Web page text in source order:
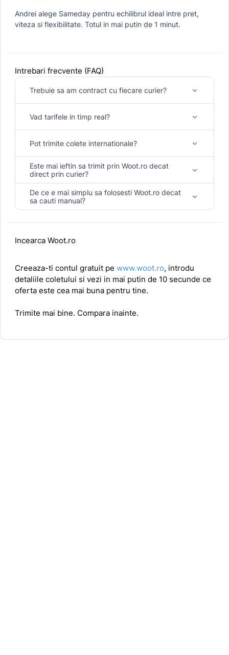
Andrei alege Sameday pentru echilibrul ideal intre pret,
viteza si flexibilitate. Totul in mai putin de 1 minut.
Intrebari frecvente (FAQ)
Trebuie sa am contract cu fiecare curier? keyboard_arrow_down
Vad tarifele in timp real? keyboard_arrow_down
Pot trimite colete internationale? keyboard_arrow_down
Este mai ieftin sa trimit prin Woot.ro decat
direct prin curier?
keyboard_arrow_down
De ce e mai simplu sa folosesti Woot.ro decat
sa cauti manual?
keyboard_arrow_down
Incearca Woot.ro
Creeaza-ti contul gratuit pe www.woot.ro, introdu
detaliile coletului si vezi in mai putin de 10 secunde ce
oferta este cea mai buna pentru tine.
Trimite mai bine. Compara inainte.